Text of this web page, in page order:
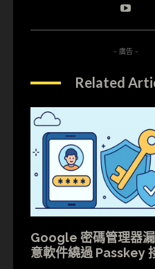
- 廣告 -
Related
Google 密碼管理器
意軟件繞過 Passkey